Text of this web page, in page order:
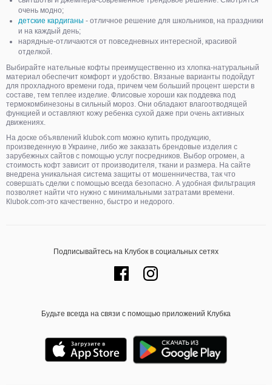
очень модно;
детские кардиганы - отличное решение для школьников, на праздники
и на каждый день;
нарядные-отличаются от повседневных интересной, красивой
отделкой.
Выбирайте нательные кофты преимущественно из хлопка-натуральный
материал обеспечит комфорт и удобство. Вязаные варианты подойдут
для прохладного времени года, причем чем больший процент шерсти в
составе, тем теплее изделие. Флисовые хороши как поддевка под
термокомбинезоны в сильный мороз. Они обладают влагоотводящей
функцией и оставляют кожу ребенка сухой даже при очень активных
движениях.
На доске объявлений klubok.com можно купить продукцию,
произведенную в Украине, либо же заказать брендовые изделия с
зарубежных сайтов с помощью услуг посредников. Выбор огромен, а
стоимость кофт зависит от производителя, ткани и размера. На сайте
внедрена уникальная система защиты от мошенничества, так что
совершать сделки с помощью всегда безопасно. А удобная фильтрация
позволяет найти что нужно с минимальными затратами времени.
Кlubok.com-это качественно, быстро и недорого.
Подписывайтесь на Клубок в социальных сетях
Будьте всегда на связи с помощью приложений Клубка